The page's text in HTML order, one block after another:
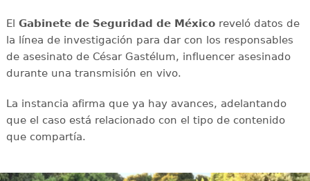
El Gabinete de Seguridad de Méxicoreveló datos de
la línea de investigación para dar con los responsables
de asesinato de César Gastélum, influencer asesinado
durante una transmisión en vivo.
La instancia afirma que ya hay avances, adelantando
que el caso está relacionado con el tipo de contenido
que compartía.